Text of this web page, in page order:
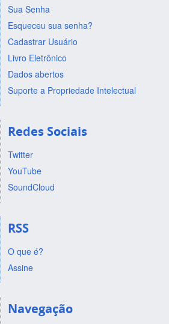
Sua Senha
Esqueceu sua senha?
Cadastrar Usuário
Livro Eletrônico
Dados abertos
Suporte a Propriedade Intelectual
Redes Sociais
Twitter
YouTube
SoundCloud
RSS
O que é?
Assine
Navegação